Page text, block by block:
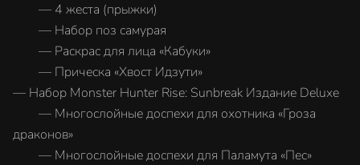
— 4 жеста (прыжки)
— Набор поз самурая
— Раскрас для лица «Кабуки»
— Прическа «Хвост Идзути»
— Набор Monster Hunter Rise: Sunbreak Издание Deluxe
— Многослойные доспехи для охотника «Гроза
драконов»
— Многослойные доспехи для Паламута «Пес»